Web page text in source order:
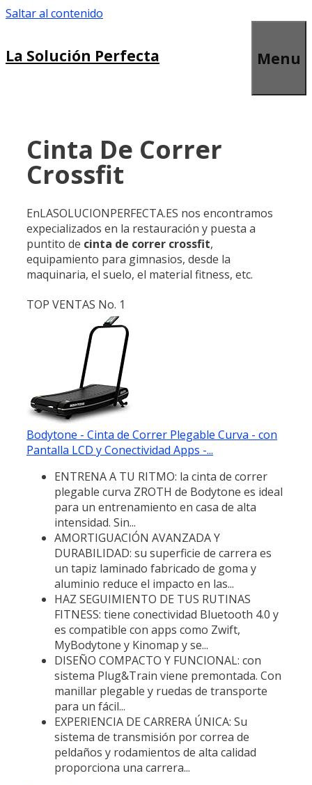
Saltar al contenido
La Solución Perfecta Menu
Cinta De Correr
Crossfit
EnLASOLUCIONPERFECTA.ES nos encontramos
expecializados en la restauración y puesta a
puntito de cinta de correr crossfit,
equipamiento para gimnasios, desde la
maquinaria, el suelo, el material fitness, etc.
TOP VENTAS No. 1
Bodytone - Cinta de Correr Plegable Curva - con
Pantalla LCD y Conectividad Apps -...
ENTRENA A TU RITMO: la cinta de correr
plegable curva ZROTH de Bodytone es ideal
para un entrenamiento en casa de alta
intensidad. Sin...
AMORTIGUACIÓN AVANZADA Y
DURABILIDAD: su superficie de carrera es
un tapiz laminado fabricado de goma y
aluminio reduce el impacto en las...
HAZ SEGUIMIENTO DE TUS RUTINAS
FITNESS: tiene conectividad Bluetooth 4.0 y
es compatible con apps como Zwift,
MyBodytone y Kinomap y se...
DISEÑO COMPACTO Y FUNCIONAL: con
sistema Plug&Train viene premontada. Con
manillar plegable y ruedas de transporte
para un fácil...
EXPERIENCIA DE CARRERA ÚNICA: Su
sistema de transmisión por correa de
peldaños y rodamientos de alta calidad
proporciona una carrera...